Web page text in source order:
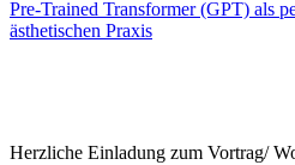
Herzliche Einladung zum Vortrag/